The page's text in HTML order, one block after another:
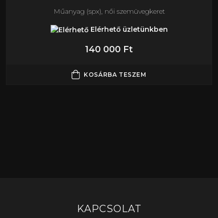
Műanyag (spx), női szemüvegkeret
Elérhető üzletünkben
140 000 Ft
KOSÁRBA TESZEM
KAPCSOLAT